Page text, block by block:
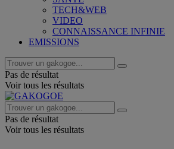
TECH&WEB
VIDEO
CONNAISSANCE INFINIE
EMISSIONS
Pas de résultat
Voir tous les résultats
Pas de résultat
Voir tous les résultats